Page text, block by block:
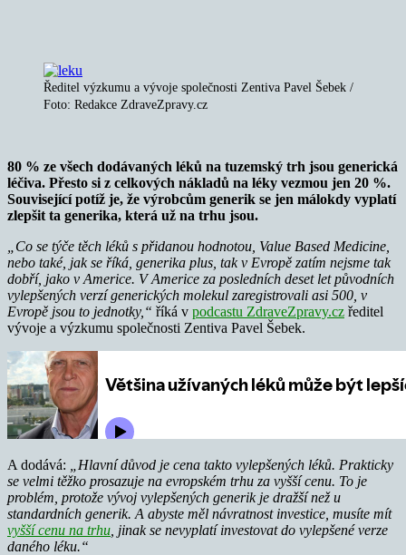
Ředitel výzkumu a vývoje společnosti Zentiva Pavel Šebek /
Foto: Redakce ZdraveZpravy.cz
80 % ze všech dodávaných léků na tuzemský trh jsou generická
léčiva. Přesto si z celkových nákladů na léky vezmou jen 20 %.
Související potíž je, že výrobcům generik se jen málokdy vyplatí
zlepšit ta generika, která už na trhu jsou.
„Co se týče těch léků s přidanou hodnotou, Value Based Medicine,
nebo také, jak se říká, generika plus, tak v Evropě zatím nejsme tak
dobří, jako v Americe. V Americe za posledních deset let původních
vylepšených verzí generických molekul zaregistrovali asi 500, v
Evropě jsou to jednotky,“ říká v podcastu ZdraveZpravy.cz ředitel
vývoje a výzkumu společnosti Zentiva Pavel Šebek.
A dodává: „Hlavní důvod je cena takto vylepšených léků. Prakticky
se velmi těžko prosazuje na evropském trhu za vyšší cenu. To je
problém, protože vývoj vylepšených generik je dražší než u
standardních generik. A abyste měl návratnost investice, musíte mít
vyšší cenu na trhu , jinak se nevyplatí investovat do vylepšené verze
daného léku.“